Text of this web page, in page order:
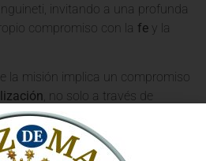
invitando a una profunda
compromiso con la fe y la
la misión implica un compromiso
, no solo a través de
acciones concretas que reflejen
de vivir la fede manera
en todos los ámbitos de la vida,